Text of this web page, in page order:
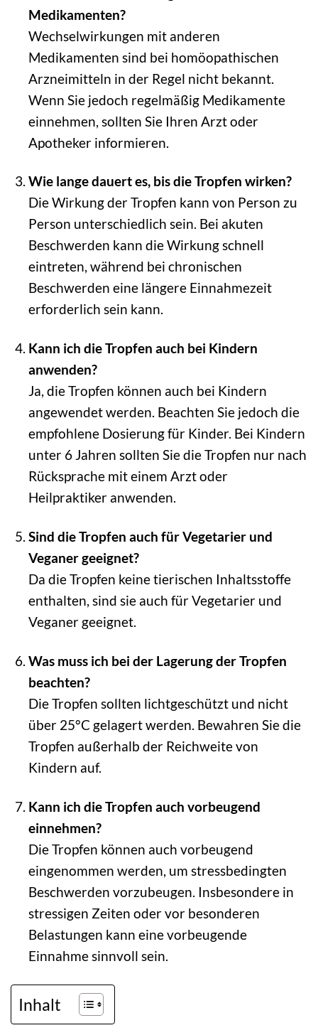
Medikamenten?
Wechselwirkungen mit anderen
Medikamenten sind bei homöopathischen
Arzneimitteln in der Regel nicht bekannt.
Wenn Sie jedoch regelmäßig Medikamente
einnehmen, sollten Sie Ihren Arzt oder
Apotheker informieren.
Wie lange dauert es, bis die Tropfen wirken?
Die Wirkung der Tropfen kann von Person zu
Person unterschiedlich sein. Bei akuten
Beschwerden kann die Wirkung schnell
eintreten, während bei chronischen
Beschwerden eine längere Einnahmezeit
erforderlich sein kann.
Kann ich die Tropfen auch bei Kindern
anwenden?
Ja, die Tropfen können auch bei Kindern
angewendet werden. Beachten Sie jedoch die
empfohlene Dosierung für Kinder. Bei Kindern
unter 6 Jahren sollten Sie die Tropfen nur nach
Rücksprache mit einem Arzt oder
Heilpraktiker anwenden.
Sind die Tropfen auch für Vegetarier und
Veganer geeignet?
Da die Tropfen keine tierischen Inhaltsstoffe
enthalten, sind sie auch für Vegetarier und
Veganer geeignet.
Was muss ich bei der Lagerung der Tropfen
beachten?
Die Tropfen sollten lichtgeschützt und nicht
über 25°C gelagert werden. Bewahren Sie die
Tropfen außerhalb der Reichweite von
Kindern auf.
Kann ich die Tropfen auch vorbeugend
einnehmen?
Die Tropfen können auch vorbeugend
eingenommen werden, um stressbedingten
Beschwerden vorzubeugen. Insbesondere in
stressigen Zeiten oder vor besonderen
Belastungen kann eine vorbeugende
Einnahme sinnvoll sein.
Inhalt